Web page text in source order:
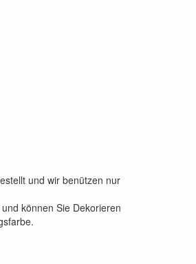
und wir benützen nur
können Sie Dekorieren